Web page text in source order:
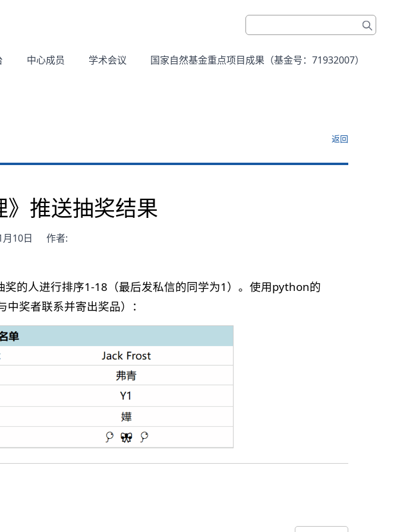
中心成员 学术会议 国家自然基金重点项目成果（基金号：71932007）
返回
》推送抽奖结果
10日 作者:
的人进行排序1-18（最后发私信的同学为1）。使用python的
奖者联系并寄出奖品）：